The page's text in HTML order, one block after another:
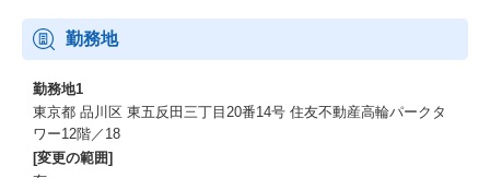
3.
AI時代に強い営業力が身につく
AIツールを相棒にしながら、顧客理解、提案準備、仮説構築、振
り返りを高速化できる環境です。
一方で、顧客に深く入り込み、信頼を獲得し、意思決定を前に進
勤務地
勤務地1
東京都 品川区 東五反田三丁目20番14号 住友不動産高輪パークタ
ワー12階／18
[変更の範囲]